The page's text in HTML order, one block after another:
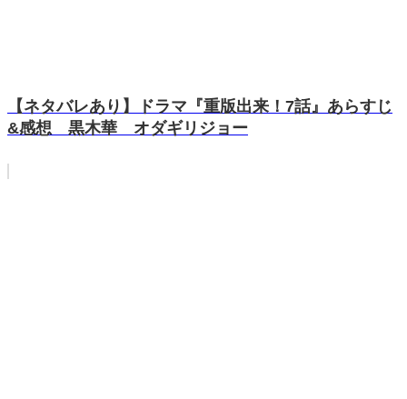
【ネタバレあり】ドラマ『重版出来！7話』あらすじ
&感想 黒木華 オダギリジョー